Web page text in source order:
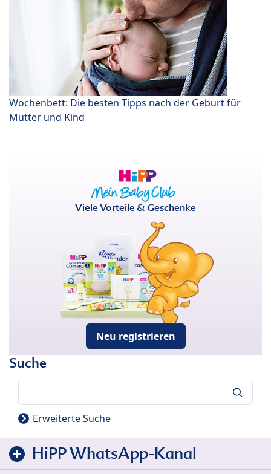
Wochenbett: Die besten Tipps nach der Geburt für
Mutter und Kind
Viele Vorteile & Geschenke
Neu registrieren
Suche
Erweiterte Suche
HiPP WhatsApp-Kanal